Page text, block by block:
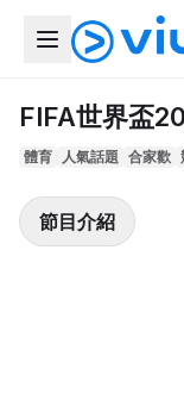
FIFA世界盃
體育 人氣話題 合家歡
節目介紹